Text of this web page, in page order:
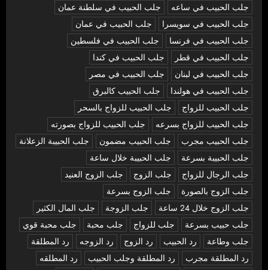
جلب الحبيب في ساعه
جلب الحبيب في سلطنة عمان
جلب الحبيب في سويسرا
جلب الحبيب في عمان
جلب الحبيب في فرنسا
جلب الحبيب في فلسطين
جلب الحبيب في قطر
جلب الحبيب في كندا
جلب الحبيب في لبنان
جلب الحبيب في مصر
جلب الحبيب في هولندا
جلب الحبيب كالبرق
جلب الحبيب للزواج
جلب الحبيب للزواج بالسحر
جلب الحبيب للزواج بسرعه
جلب الحبيب للزواج بصورته
جلب الحبيب مجرب
جلب الحبيب مضمون
جلب الحبيبة الزعلانة
جلب الحبيبة بسرعة
جلب الحبيبة خلال ساعة
جلب الرجال للزواج
جلب الزوج
جلب الزوج العنيد
جلب الزوج بالصورة
جلب الزوج بسرعة
جلب الزوج خلال 24 ساعة
جلب الزوجة
جلب المال الكثير
جلب حبيب بسرعة
جلب للزواج جلب محبة
جلب محبة قوي
جلب وطاعة
رد الحبيب رد الزوج رد الزوجه
رد المطلقة
رد المطلقة مجرب
رد المطلقة وجلب الحبيب
رد المطلقه